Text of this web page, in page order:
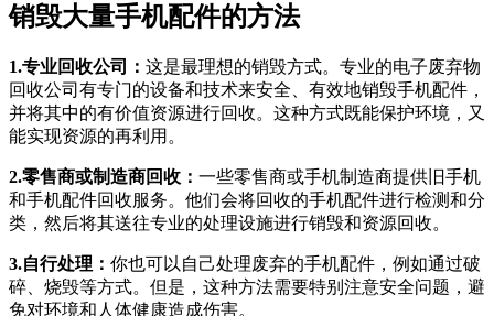
销毁大量手机配件的方法
1.专业回收公司： 这是最理想的销毁方式。专业的电子废弃物
回收公司有专门的设备和技术来安全、有效地销毁手机配件，
并将其中的有价值资源进行回收。这种方式既能保护环境，又
能实现资源的再利用。
2.零售商或制造商回收： 一些零售商或手机制造商提供旧手机
和手机配件回收服务。他们会将回收的手机配件进行检测和分
类，然后将其送往专业的处理设施进行销毁和资源回收。
3.自行处理： 你也可以自己处理废弃的手机配件，例如通过破
碎、烧毁等方式。但是，这种方法需要特别注意安全问题，避
免对环境和人体健康造成伤害。